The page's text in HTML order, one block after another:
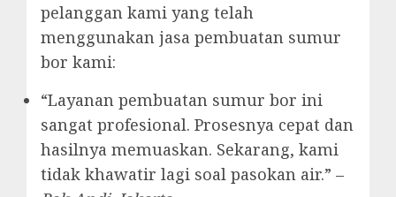
pelanggan kami yang telah
menggunakan jasa pembuatan sumur
bor kami:
“Layanan pembuatan sumur bor ini
sangat profesional. Prosesnya cepat dan
hasilnya memuaskan. Sekarang, kami
tidak khawatir lagi soal pasokan air.” –